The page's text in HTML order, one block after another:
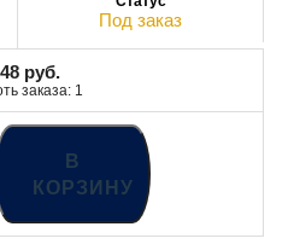
Под заказ
руб.
заказа: 1
В
КОРЗИНУ